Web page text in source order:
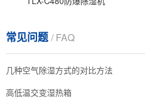
常见问题/ FAQ
几种空气除湿方式的对比方法
高低温交变湿热箱